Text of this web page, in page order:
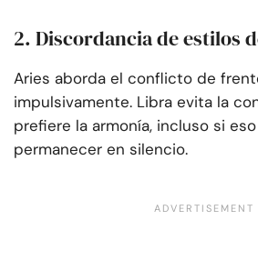
2. Discordancia de estilos
Aries aborda el conflicto de
impulsivamente. Libra evita la
prefiere la armonía, incluso si
permanecer en silencio.